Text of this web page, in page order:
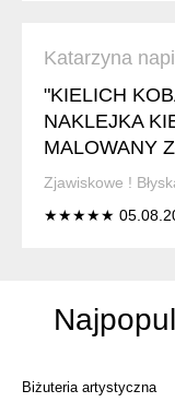
Katarzyna
"KIELICH
NAKLEJKA
MALOWANY
Zjawiskowe !
★★★★★
Biżuteria artystyczna